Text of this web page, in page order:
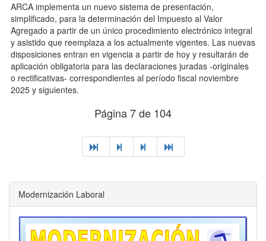
ARCA implementa un nuevo sistema de presentación,
simplificado, para la determinación del Impuesto al Valor
Agregado a partir de un único procedimiento electrónico integral
y asistido que reemplaza a los actualmente vigentes. Las nuevas
disposiciones entran en vigencia a partir de hoy y resultarán de
aplicación obligatoria para las declaraciones juradas -originales
o rectificativas- correspondientes al período fiscal noviembre
2025 y siguientes.
Página 7 de 104
Modernización Laboral